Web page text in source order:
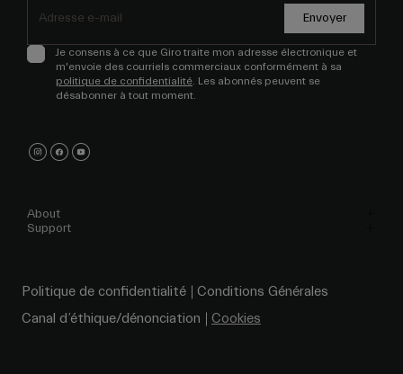
Envoyer
Je consens à ce que Giro traite mon adresse électronique et
m'envoie des courriels commerciaux conformément à sa
politique de confidentialité . Les abonnés peuvent se
désabonner à tout moment.
About
Support
Politique de confidentialité
Conditions Générales
Canal d’éthique/dénonciation
Cookies